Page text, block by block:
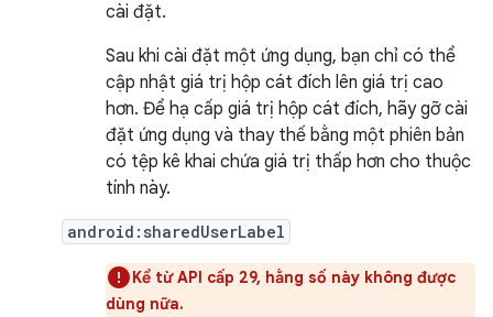
cài đặt.
Sau khi cài đặt một ứng dụng, bạn chỉ có thể
cập nhật giá trị hộp cát đích lên giá trị cao
hơn. Để hạ cấp giá trị hộp cát đích, hãy gỡ cài
đặt ứng dụng và thay thế bằng một phiên bản
có tệp kê khai chứa giá trị thấp hơn cho thuộc
tính này.
android:sharedUserLabel
Kể từ API cấp 29, hằng số này không được
dùng nữa.